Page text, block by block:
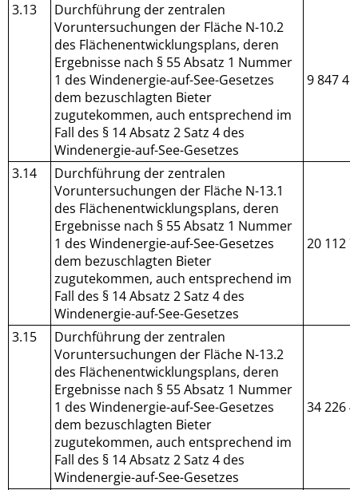
3.13
Durchführung der zentralen
Voruntersuchungen der Fläche N-10.2
des Flächenentwicklungsplans, deren
Ergebnisse nach § 55 Absatz 1 Nummer
1 des Windenergie-auf-See-Gesetzes
dem bezuschlagten Bieter
zugutekommen, auch entsprechend im
Fall des § 14 Absatz 2 Satz 4 des
Windenergie-auf-See-Gesetzes
9 847
3.14
Durchführung der zentralen
Voruntersuchungen der Fläche N-13.1
des Flächenentwicklungsplans, deren
Ergebnisse nach § 55 Absatz 1 Nummer
1 des Windenergie-auf-See-Gesetzes
dem bezuschlagten Bieter
zugutekommen, auch entsprechend im
Fall des § 14 Absatz 2 Satz 4 des
Windenergie-auf-See-Gesetzes
20 112
3.15
Durchführung der zentralen
Voruntersuchungen der Fläche N-13.2
des Flächenentwicklungsplans, deren
Ergebnisse nach § 55 Absatz 1 Nummer
1 des Windenergie-auf-See-Gesetzes
dem bezuschlagten Bieter
zugutekommen, auch entsprechend im
Fall des § 14 Absatz 2 Satz 4 des
Windenergie-auf-See-Gesetzes
34 226